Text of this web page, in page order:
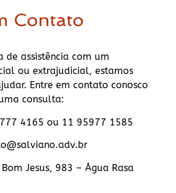
Contato
de assistência com um
ou extrajudicial, estamos
Entre em contato conosco
consulta:
4165 ou 11 95977 1585
Bom Jesus, 983 – Água Rasa